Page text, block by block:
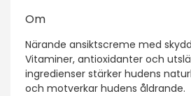
Om
Närande ansiktscreme med
Vitaminer, antioxidanter och
ingredienser stärker hudens
och motverkar hudens åldrande.